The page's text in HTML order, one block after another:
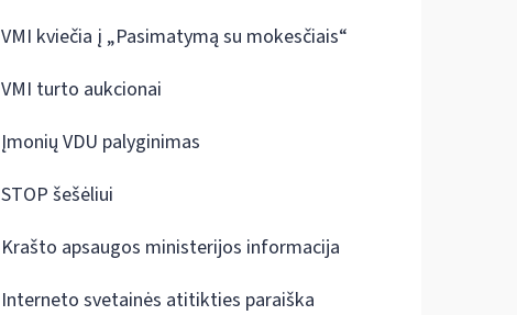
VMI kviečia į „Pasimatymą su mokesčiais“
VMI turto aukcionai
Įmonių VDU palyginimas
STOP šešėliui
Krašto apsaugos ministerijos informacija
Interneto svetainės atitikties paraiška